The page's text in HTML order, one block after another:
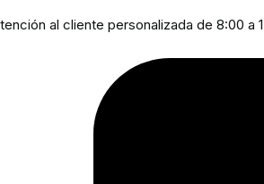
al cliente personalizada de 8:00 a